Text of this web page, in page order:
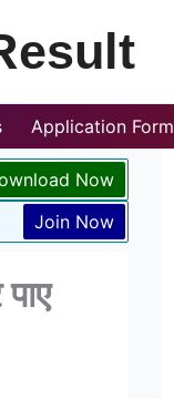
Application Form
Now
Join Now